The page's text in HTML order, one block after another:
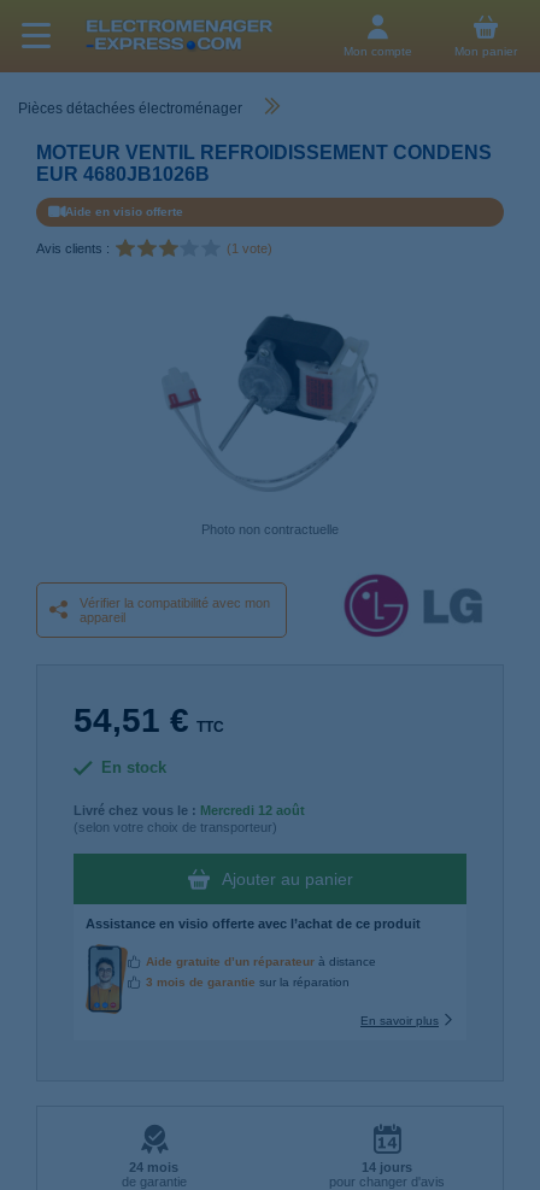
Mon compte Mon panier
Pièces détachées électroménager
MOTEUR VENTIL REFROIDISSEMENT CONDENS
EUR 4680JB1026B
Aide en visio offerte
Avis clients : (1 vote)
Photo non contractuelle
Vérifier la compatibilité avec mon
appareil
54,51 € TTC
En stock
Livré chez vous le : Mercredi 12 août
(selon votre choix de transporteur)
Ajouter au panier
Assistance en visio offerte avec l’achat de ce produit
Aide gratuite d’un réparateur à distance
3 mois de garantie sur la réparation
En savoir plus
24 mois
de garantie
14 jours
pour changer d'avis